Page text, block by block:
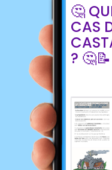
🤔
CAS
? 🤔📝